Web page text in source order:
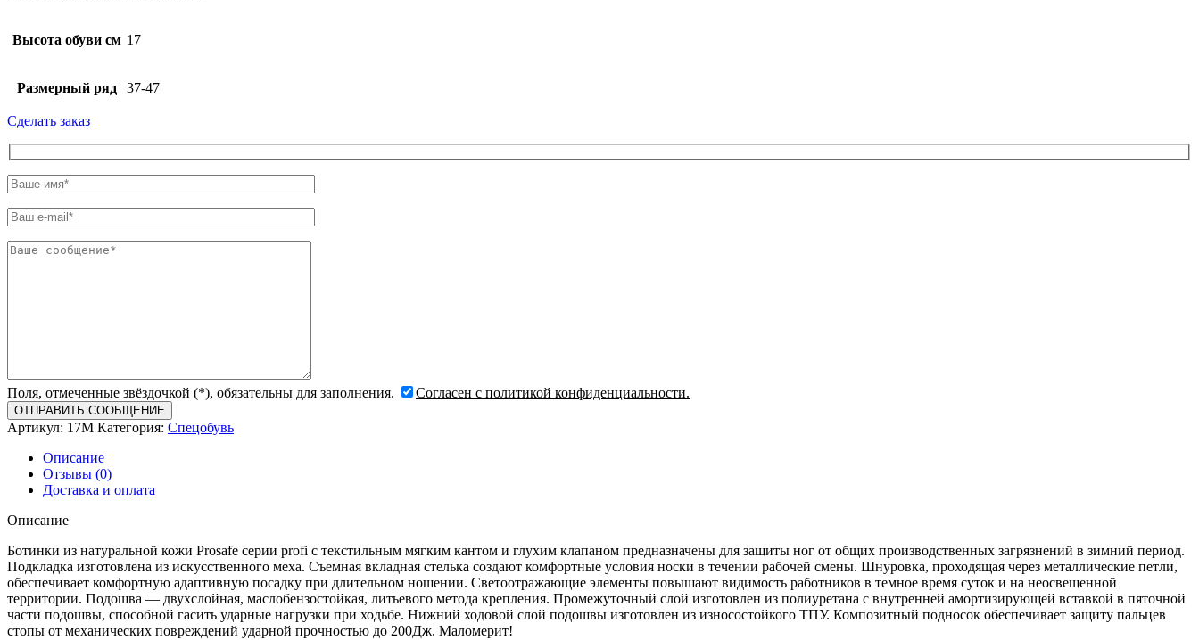
Высота обуви см 17
Размерный ряд 37-47
Сделать заказ
Поля, отмеченные звёздочкой (*), обязательны для заполнения. Согласен с политикой конфиденциальности.
Артикул: 17М Категория: Спецобувь
Описание
Отзывы (0)
Доставка и оплата
Описание
Ботинки из натуральной кожи Prosafe серии profi с текстильным мягким кантом и глухим клапаном предназначены для защиты ног от общих производственных загрязнений в зимний период.
Подкладка изготовлена из искусственного меха. Съемная вкладная стелька создают комфортные условия носки в течении рабочей смены. Шнуровка, проходящая через металлические петли,
обеспечивает комфортную адаптивную посадку при длительном ношении. Светоотражающие элементы повышают видимость работников в темное время суток и на неосвещенной
территории. Подошва — двухслойная, маслобензостойкая, литьевого метода крепления. Промежуточный слой изготовлен из полиуретана с внутренней амортизирующей вставкой в пяточной
части подошвы, способной гасить ударные нагрузки при ходьбе. Нижний ходовой слой подошвы изготовлен из износостойкого ТПУ. Композитный подносок обеспечивает защиту пальцев
стопы от механических повреждений ударной прочностью до 200Дж. Маломерит!